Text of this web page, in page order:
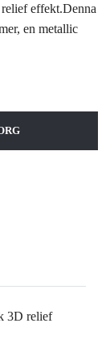
effekt.Denna
en metallic
3D relief